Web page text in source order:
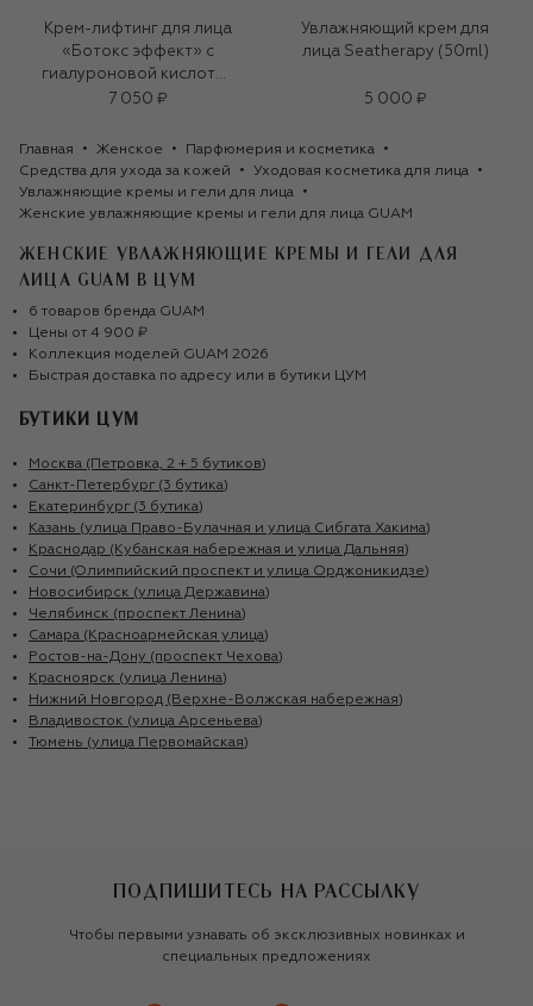
Крем-лифтинг для лица
«Ботокс эффект» с
гиалуроновой кислотой
(50ml)
7 050 ₽
Увлажняющий крем для
лица Seatherapy (50ml)
5 000 ₽
Главная Женское
Парфюмерия и косметика
Средства для ухода за кожей
Уходовая косметика для лица
Увлажняющие кремы и гели для лица
Женские увлажняющие кремы и гели для лица GUAM
ЖЕНСКИЕ УВЛАЖНЯЮЩИЕ КРЕМЫ И ГЕЛИ ДЛЯ
ЛИЦА GUAM
В ЦУМ
6 товаров бренда GUAM
Цены от 4 900 ₽
Коллекция моделей GUAM 2026
Быстрая доставка по адресу или в бутики ЦУМ
БУТИКИ ЦУМ
Москва (Петровка, 2 + 5 бутиков)
Санкт-Петербург (3 бутика)
Екатеринбург (3 бутика)
Казань (улица Право-Булачная и улица Сибгата Хакима)
Краснодар (Кубанская набережная и улица Дальняя)
Сочи (Олимпийский проспект и улица Орджоникидзе)
Новосибирск (улица Державина)
Челябинск (проспект Ленина)
Самара (Красноармейская улица)
Ростов-на-Дону (проспект Чехова)
Красноярск (улица Ленина)
Нижний Новгород (Верхне-Волжская набережная)
Владивосток (улица Арсеньева)
Тюмень (улица Первомайская)
ПОДПИШИТЕСЬ НА РАССЫЛКУ
Чтобы первыми узнавать об эксклюзивных новинках и
специальных предложениях